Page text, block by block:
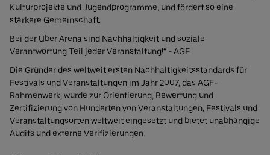
Kulturprojekte und Jugendprogramme, und fördert so eine
stärkere Gemeinschaft.
Bei der Uber Arena sind Nachhaltigkeit und soziale
Verantwortung Teil jeder Veranstaltung!“ - AGF
Die Gründer des weltweit ersten Nachhaltigkeitsstandards für
Festivals und Veranstaltungen im Jahr 2007, das AGF-
Rahmenwerk, wurde zur Orientierung, Bewertung und
Zertifizierung von Hunderten von Veranstaltungen, Festivals und
Veranstaltungsorten weltweit eingesetzt und bietet unabhängige
Audits und externe Verifizierungen.